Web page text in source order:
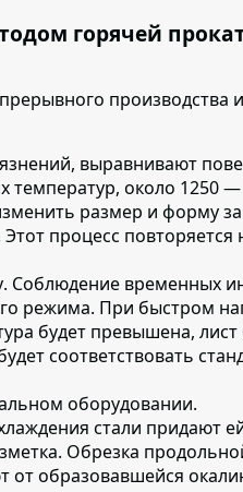
горячей
производства
, выравнивают
температур, около 1250
размер и форму
процесс повторяется
. Соблюдение временных
режима. При быстром
будет превышена,
соответствовать
оборудовании.
стали придают
Обрезка
от образовавшейся